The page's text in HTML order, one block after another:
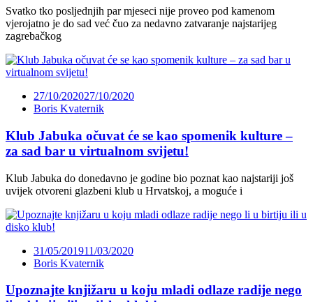
Svatko tko posljednjih par mjeseci nije proveo pod kamenom
vjerojatno je do sad već čuo za nedavno zatvaranje najstarijeg
zagrebačkog
27/10/202027/10/2020
Boris Kvaternik
Klub Jabuka očuvat će se kao spomenik kulture –
za sad bar u virtualnom svijetu!
Klub Jabuka do donedavno je godine bio poznat kao najstariji još
uvijek otvoreni glazbeni klub u Hrvatskoj, a moguće i
31/05/201911/03/2020
Boris Kvaternik
Upoznajte knjižaru u koju mladi odlaze radije nego